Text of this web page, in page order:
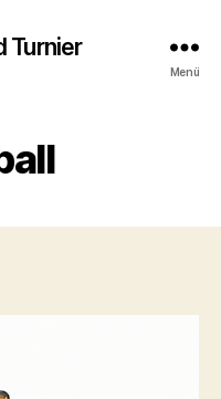
Turnier
Menü